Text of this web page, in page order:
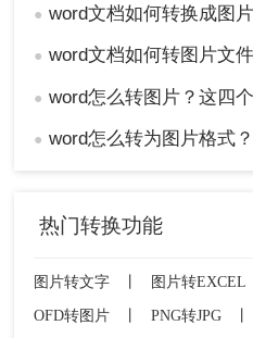
● word文档如何转换成图片格式
● word文档如何转图片文件
● word怎么转图片？这四
● word怎么转为图片格式
热门转换功能
图片转文字 图片转EXCEL
OFD转图片
PNG转JPG